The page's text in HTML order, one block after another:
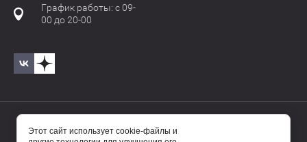
График работы: с 09-
00 до 20-00
© 2017—2025 Бавиро/Baviro
Этот сайт использует cookie-файлы и